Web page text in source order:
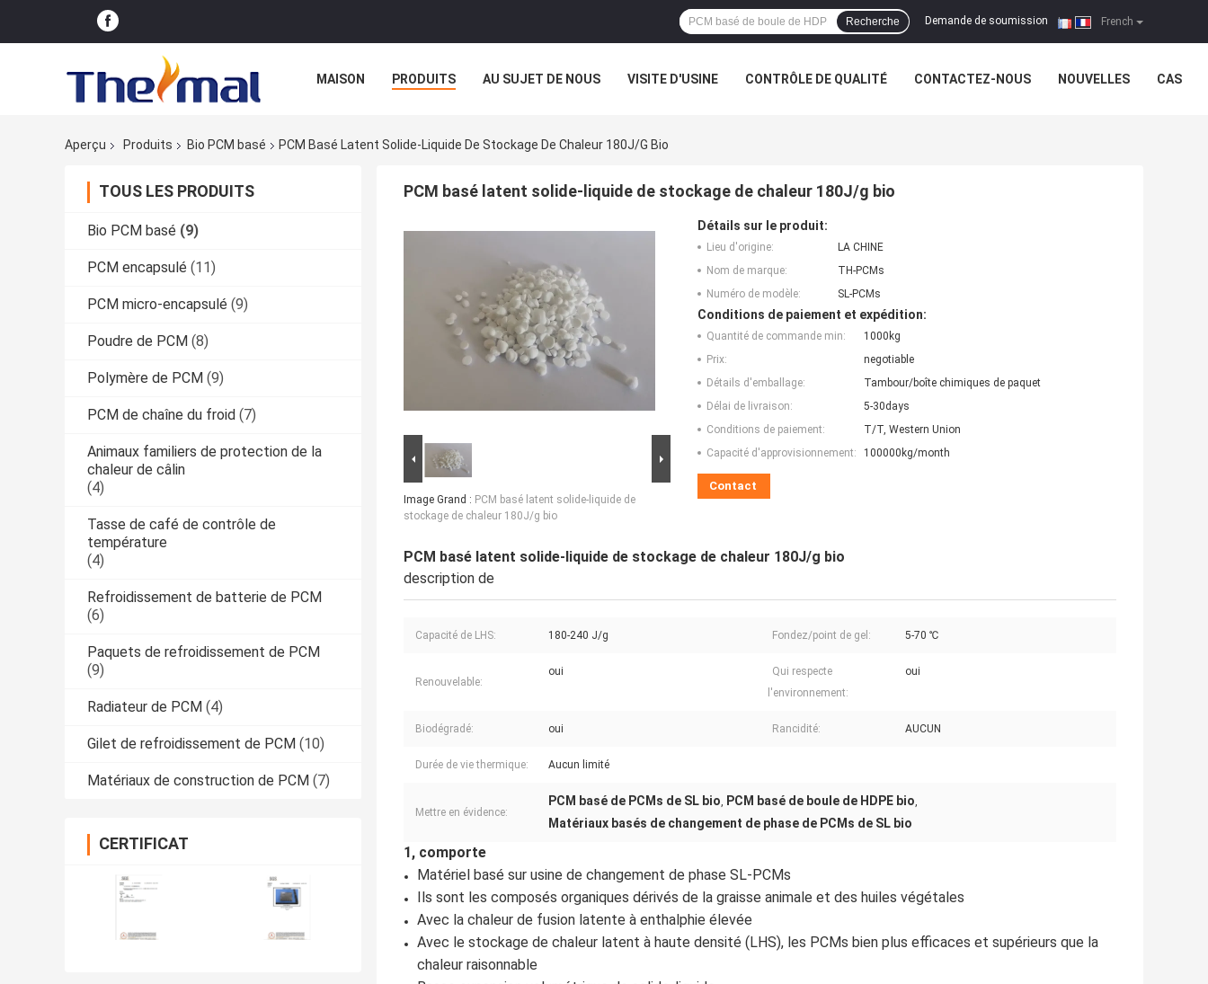
French
Demande de soumission |
Recherche
MAISON PRODUITS AU SUJET DE NOUS VISITE D'USINE CONTRÔLE DE QUALITÉ CONTACTEZ-NOUS NOUVELLES CAS
Aperçu Produits Bio PCM basé PCM Basé Latent Solide-Liquide De Stockage De Chaleur 180J/g Bio
TOUS LES PRODUITS
Bio PCM basé (9)
PCM encapsulé (11)
PCM micro-encapsulé (9)
Poudre de PCM (8)
Polymère de PCM (9)
PCM de chaîne du froid (7)
Animaux familiers de protection de la
chaleur de câlin
(4)
Tasse de café de contrôle de
température
(4)
Refroidissement de batterie de PCM
(6)
Paquets de refroidissement de PCM
(9)
Radiateur de PCM (4)
Gilet de refroidissement de PCM (10)
Matériaux de construction de PCM (7)
CERTIFICAT
PCM basé latent solide-liquide de stockage de chaleur 180J/g bio
Image Grand : PCM basé latent solide-liquide de
stockage de chaleur 180J/g bio
Détails sur le produit:
Lieu d'origine:
LA CHINE
Nom de marque:
TH-PCMs
Numéro de modèle:
SL-PCMs
Conditions de paiement et expédition:
Quantité de commande min:
1000kg
Prix:
negotiable
Détails d'emballage:
Tambour/boîte chimiques de paquet
Délai de livraison:
5-30days
Conditions de paiement:
T/T, Western Union
Capacité d'approvisionnement:
100000kg/month
Contact
PCM basé latent solide-liquide de stockage de chaleur 180J/g bio
description de
Capacité de LHS: 180-240 J/g Fondez/point de gel: 5-70 ℃
Renouvelable:
oui
Qui respecte
l'environnement:
oui
Biodégradé: oui Rancidité: AUCUN
Durée de vie thermique: Aucun limité
Mettre en évidence:
PCM basé de PCMs de SL bio, PCM basé de boule de HDPE bio,
Matériaux basés de changement de phase de PCMs de SL bio
1, comporte
Matériel basé sur usine de changement de phase SL-PCMs
Ils sont les composés organiques dérivés de la graisse animale et des huiles végétales
Avec la chaleur de fusion latente à enthalphie élevée
Avec le stockage de chaleur latent à haute densité (LHS), les PCMs bien plus efficaces et supérieurs que la
chaleur raisonnable